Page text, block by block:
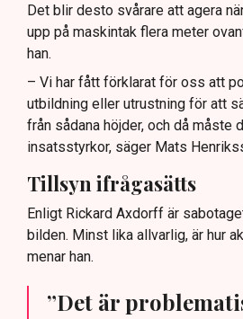
Det blir desto svårare att agera
upp på maskintak flera meter
han.
– Vi har fått förklarat för oss att
utbildning eller utrustning för att
från sådana höjder, och då måste
insatsstyrkor, säger Mats
Tillsyn ifrågasätts
Enligt Rickard Axdorff är
bilden. Minst lika allvarlig, är hur
menar han.
”Det är